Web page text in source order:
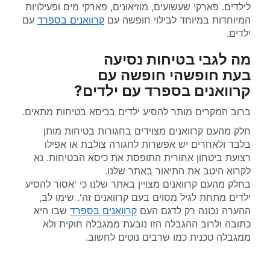
לילדים. פארקי שעשועים, מוזיאונים, פארקי מים ופעילויות
המיוחדות במיוחד לבילוי חופשה עם קרוואנים בספרד עם
ילדים.
מה לגבי בטיחות נסיעה
בעת חופשהי חופשה עם
קרוואנים בספרד עם ילדים?
ברוב המקרים מותר להסיע ילדים בכיסא בטיחות מתאים.
חלק מהעם קרוואנים מצוידים בחגורות בטיחות מותן
בלבד ולאחרים יש אפשרות לחגורה צולבת או אפילו
רצועת ביטחון אחורית התופסת את כיסא הבטיחות. נא
לקרוא היטב את התיאור באתר שלנו.
בחלק מהעם קרוואנים מצויין באתר שלנו כי 'אסור להסיע
ילדים מתחת לגיל מסוים בעם קרוואנים זה'. שימו לב,
ההערה נכונה רק לדגם העם קרוואנים בספרד שבו היא
כתובה ולרוב ההגבלה הזו נובעת ממגבלה חוקית ולא
ממגבלה טכנית כמו שרבים נוטים לחשוב.